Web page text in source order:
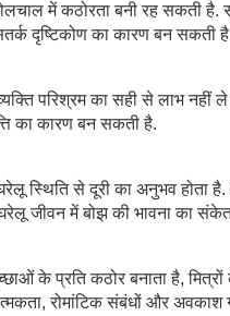
में कठोरता बनी रह सकती है.
दृष्टिकोण का कारण बन सकती
परिश्रम का सही से लाभ नहीं
का कारण बन सकती है.
स्थिति से दूरी का अनुभव होता
घरेलू जीवन में बोझ की भावना का
के प्रति कठोर बनाता है,
रोमांटिक संबंधों और अवकाश